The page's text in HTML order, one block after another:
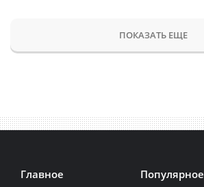
ПОКАЗАТЬ ЕЩЕ
Главное Популярное